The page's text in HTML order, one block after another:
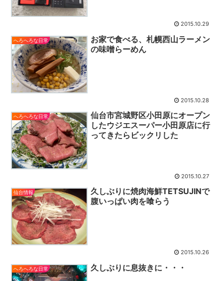
2015.10.29
へろへろな日常
お家で食べる、札幌西山ラーメン
の味噌らーめん
2015.10.28
へろへろな日常
仙台市宮城野区小田原にオープン
したウジエスーパー小田原店に行
ってきたらビックリした
2015.10.27
仙台情報
久しぶりに焼肉海鮮TETSUJINで
腹いっぱい肉を喰らう
2015.10.26
へろへろな日常 久しぶりに息抜きに・・・